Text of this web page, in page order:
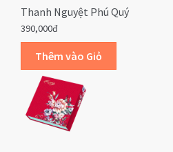
Thanh Nguyệt Phú Quý
390,000đ